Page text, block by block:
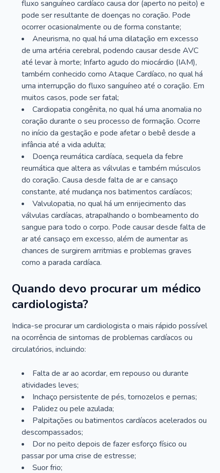
fluxo sanguíneo cardíaco causa dor (aperto no peito) e
pode ser resultante de doenças no coração. Pode
ocorrer ocasionalmente ou de forma constante;
Aneurisma, no qual há uma dilatação em excesso
de uma artéria cerebral, podendo causar desde AVC
até levar à morte; Infarto agudo do miocárdio (IAM),
também conhecido como Ataque Cardíaco, no qual há
uma interrupção do fluxo sanguíneo até o coração. Em
muitos casos, pode ser fatal;
Cardiopatia congênita, no qual há uma anomalia no
coração durante o seu processo de formação. Ocorre
no início da gestação e pode afetar o bebê desde a
infância até a vida adulta;
Doença reumática cardíaca, sequela da febre
reumática que altera as válvulas e também músculos
do coração. Causa desde falta de ar e cansaço
constante, até mudança nos batimentos cardíacos;
Valvulopatia, no qual há um enrijecimento das
válvulas cardíacas, atrapalhando o bombeamento do
sangue para todo o corpo. Pode causar desde falta de
ar até cansaço em excesso, além de aumentar as
chances de surgirem arritmias e problemas graves
como a parada cardíaca.
Quando devo procurar um médico
cardiologista?
Indica-se procurar um cardiologista o mais rápido possível
na ocorrência de sintomas de problemas cardíacos ou
circulatórios, incluindo:
Falta de ar ao acordar, em repouso ou durante
atividades leves;
Inchaço persistente de pés, tornozelos e pernas;
Palidez ou pele azulada;
Palpitações ou batimentos cardíacos acelerados ou
descompassados;
Dor no peito depois de fazer esforço físico ou
passar por uma crise de estresse;
Suor frio;